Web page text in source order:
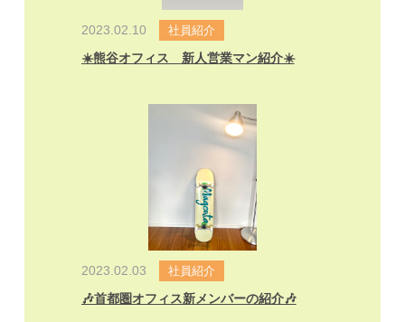
2023.02.10 社員紹介
☀️熊谷オフィス 新人営業マン紹介☀️
2023.02.03 社員紹介
🎶首都圏オフィス新メンバーの紹介🎶